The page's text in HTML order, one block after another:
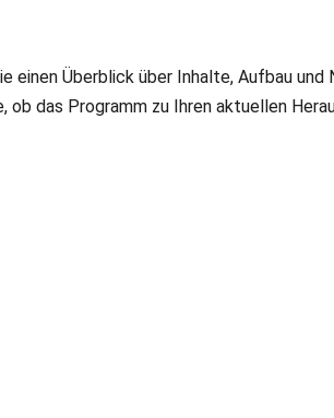
Überblick über Inhalte, Aufbau
ob das Programm zu Ihren aktuellen